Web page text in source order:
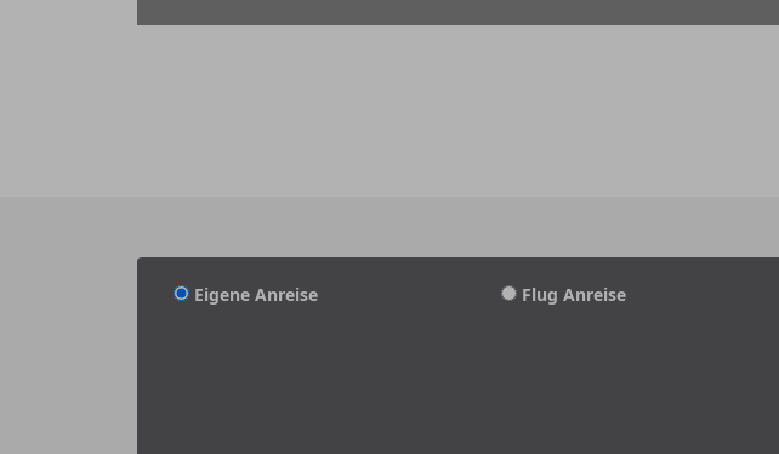
Eigene Anreise Flug Anreise